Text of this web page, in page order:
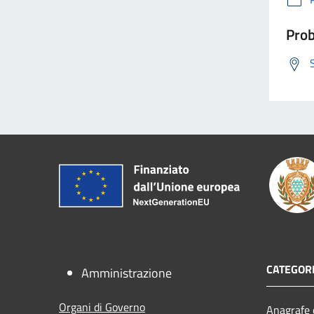
Amministrazione
Organi di Governo